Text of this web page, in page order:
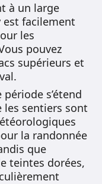
à un large
est facilement
les
pouvez
supérieurs et
s’étend
les sentiers sont
la randonnée
que
teintes dorées,